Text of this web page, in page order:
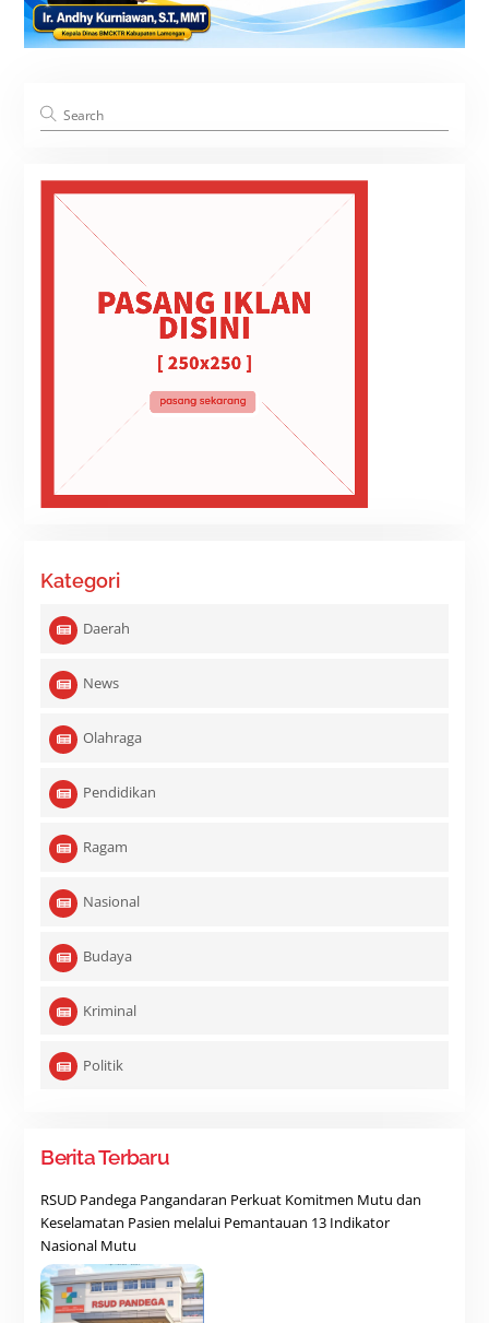
Kategori
Daerah
News
Olahraga
Pendidikan
Ragam
Nasional
Budaya
Kriminal
Politik
Berita Terbaru
RSUD Pandega Pangandaran Perkuat Komitmen Mutu dan
Keselamatan Pasien melalui Pemantauan 13 Indikator
Nasional Mutu